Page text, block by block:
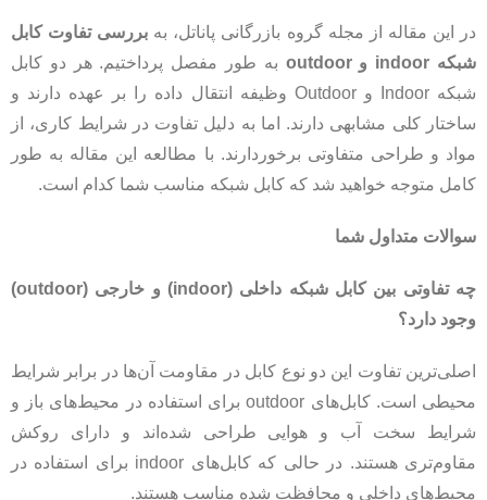
در این مقاله از مجله گروه بازرگانی پاناتل، به بررسی تفاوت کابل
شبکه indoor و outdoor
به طور مفصل پرداختیم. هر دو کابل
شبکه Indoor و Outdoor وظیفه انتقال داده را بر عهده دارند و
ساختار کلی مشابهی دارند. اما به دلیل تفاوت در شرایط کاری، از
مواد و طراحی متفاوتی برخوردارند. با مطالعه این مقاله به طور
کامل متوجه خواهید شد که کابل شبکه مناسب شما کدام است.
سوالات متداول شما
چه تفاوتی بین کابل شبکه داخلی (indoor) و خارجی (outdoor)
وجود دارد؟
اصلی‌ترین تفاوت این دو نوع کابل در مقاومت آن‌ها در برابر شرایط
محیطی است. کابل‌های outdoor برای استفاده در محیط‌های باز و
شرایط سخت آب و هوایی طراحی شده‌اند و دارای روکش
مقاوم‌تری هستند. در حالی که کابل‌های indoor برای استفاده در
محیط‌های داخلی و محافظت شده مناسب هستند.